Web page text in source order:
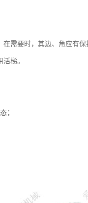
在需要时，其边、角应有保
梯。
；